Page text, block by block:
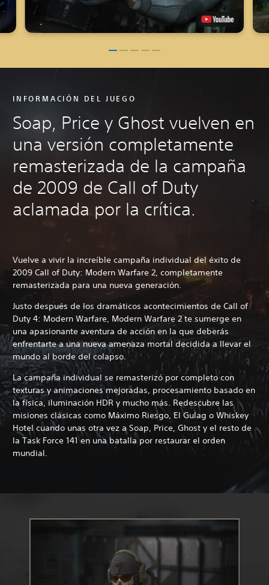
INFORMACIÓN DEL JUEGO
Soap, Price y Ghost vuelven en
una versión completamente
remasterizada de la campaña
de 2009 de Call of Duty
aclamada por la crítica.
Vuelve a vivir la increíble campaña individual del éxito de
2009 Call of Duty: Modern Warfare 2, completamente
remasterizada para una nueva generación.
Justo después de los dramáticos acontecimientos de Call of
Duty 4: Modern Warfare, Modern Warfare 2 te sumerge en
una apasionante aventura de acción en la que deberás
enfrentarte a una nueva amenaza mortal decidida a llevar el
mundo al borde del colapso.
La campaña individual se remasterizó por completo con
texturas y animaciones mejoradas, procesamiento basado en
la física, iluminación HDR y mucho más. Redescubre las
misiones clásicas como Máximo Riesgo, El Gulag o Whiskey
Hotel cuando unas otra vez a Soap, Price, Ghost y el resto de
la Task Force 141 en una batalla por restaurar el orden
mundial.